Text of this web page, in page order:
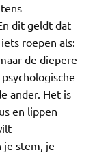
dit geldt dat
roepen als:
de diepere
ander. Het is
en lippen
je stem, je